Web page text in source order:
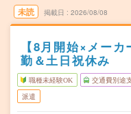
未読 掲載日 2026/08/08
【8月開始×メー
勤＆土日祝休み
職種未経験OK 交通費別途
派遣